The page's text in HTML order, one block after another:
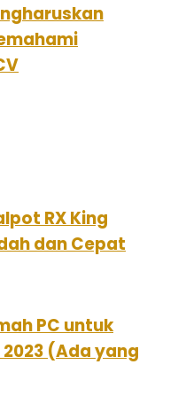
RX King
dan Cepat
PC untuk
(Ada yang